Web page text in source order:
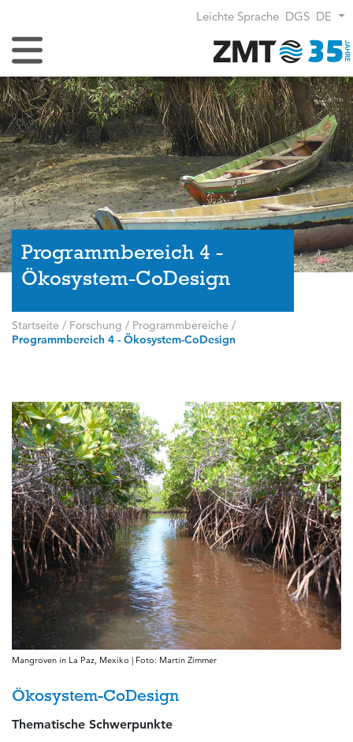
Leichte Sprache DGS DE
Navigation umschalten
Programmbereich 4 -
Ökosystem-CoDesign
Startseite / Forschung / Programmbereiche /
Programmbereich 4 - Ökosystem-CoDesign
Mangroven in La Paz, Mexiko | Foto: Martin Zimmer
Ökosystem-CoDesign
Thematische Schwerpunkte